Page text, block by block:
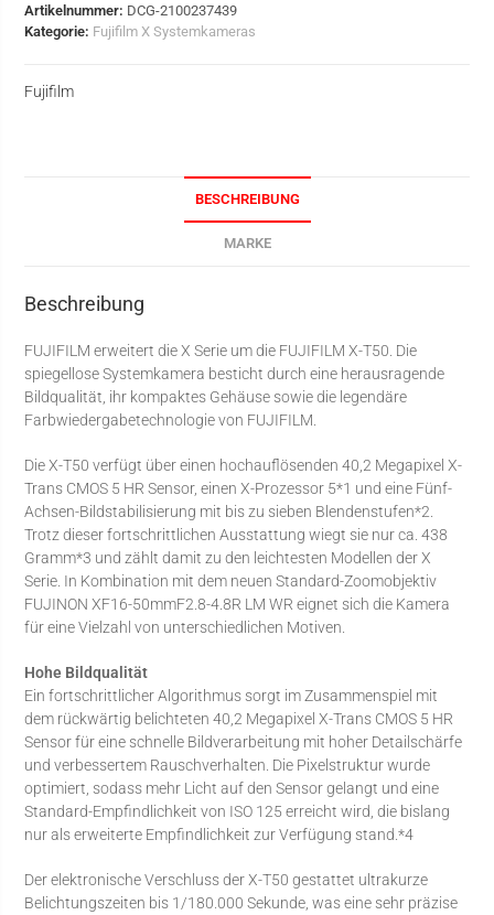
Artikelnummer: DCG-2100237439
Kategorie: Fujifilm X Systemkameras
Fujifilm
BESCHREIBUNG
MARKE
Beschreibung
FUJIFILM erweitert die X Serie um die FUJIFILM X-T50. Die
spiegellose Systemkamera besticht durch eine herausragende
Bildqualität, ihr kompaktes Gehäuse sowie die legendäre
Farbwiedergabetechnologie von FUJIFILM.
Die X-T50 verfügt über einen hochauflösenden 40,2 Megapixel X-
Trans CMOS 5 HR Sensor, einen X-Prozessor 5*1 und eine Fünf-
Achsen-Bildstabilisierung mit bis zu sieben Blendenstufen*2.
Trotz dieser fortschrittlichen Ausstattung wiegt sie nur ca. 438
Gramm*3 und zählt damit zu den leichtesten Modellen der X
Serie. In Kombination mit dem neuen Standard-Zoomobjektiv
FUJINON XF16-50mmF2.8-4.8R LM WR eignet sich die Kamera
für eine Vielzahl von unterschiedlichen Motiven.
Hohe Bildqualität
Ein fortschrittlicher Algorithmus sorgt im Zusammenspiel mit
dem rückwärtig belichteten 40,2 Megapixel X-Trans CMOS 5 HR
Sensor für eine schnelle Bildverarbeitung mit hoher Detailschärfe
und verbessertem Rauschverhalten. Die Pixelstruktur wurde
optimiert, sodass mehr Licht auf den Sensor gelangt und eine
Standard-Empfindlichkeit von ISO 125 erreicht wird, die bislang
nur als erweiterte Empfindlichkeit zur Verfügung stand.*4
Der elektronische Verschluss der X-T50 gestattet ultrakurze
Belichtungszeiten bis 1/180.000 Sekunde, was eine sehr präzise